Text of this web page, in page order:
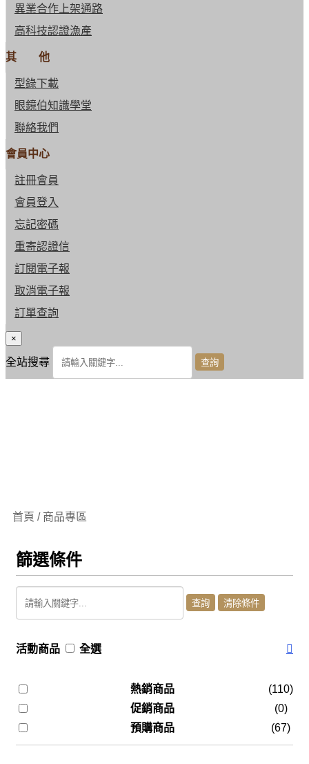
異業合作上架通路
高科技認證漁產
其 他
型錄下載
眼鏡伯知識學堂
聯絡我們
會員中心
註冊會員
會員登入
忘記密碼
重寄認證信
訂閱電子報
取消電子報
訂單查詢
×
全站搜尋
首頁 / 商品專區
篩選條件
活動商品 全選
熱銷商品
(110)
促銷商品
(0)
預購商品
(67)